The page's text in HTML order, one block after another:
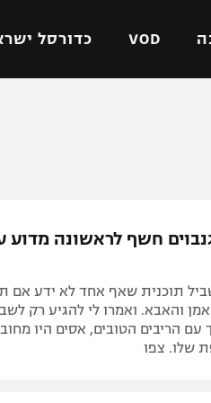
VOD כדורסל
איטלקית
צרפתית
הפועל
דני אבדיה
חשף לראשונה מדוע
תוכנית שאף אחד לא ידע אם
הייתי המאמן והאבא. ואמרו לי להגיע רק
הריבים הטובים, אסים היו
שלו. צפו